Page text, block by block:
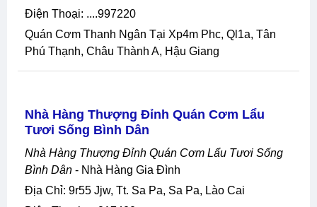
Điện Thoại: ....997220
Quán Cơm Thanh Ngân Tại Xp4m Phc, Ql1a, Tân
Phú Thạnh, Châu Thành A, Hậu Giang
Nhà Hàng Thượng Đỉnh Quán Cơm Lẩu
Tươi Sống Bình Dân
Nhà Hàng Thượng Đỉnh Quán Cơm Lẩu Tươi Sống
Bình Dân - Nhà Hàng Gia Đình
Địa Chỉ: 9r55 Jjw, Tt. Sa Pa, Sa Pa, Lào Cai